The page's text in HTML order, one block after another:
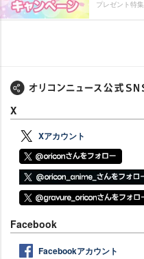
プレゼント特集
X
Xアカウント
Facebook
Facebookアカウント